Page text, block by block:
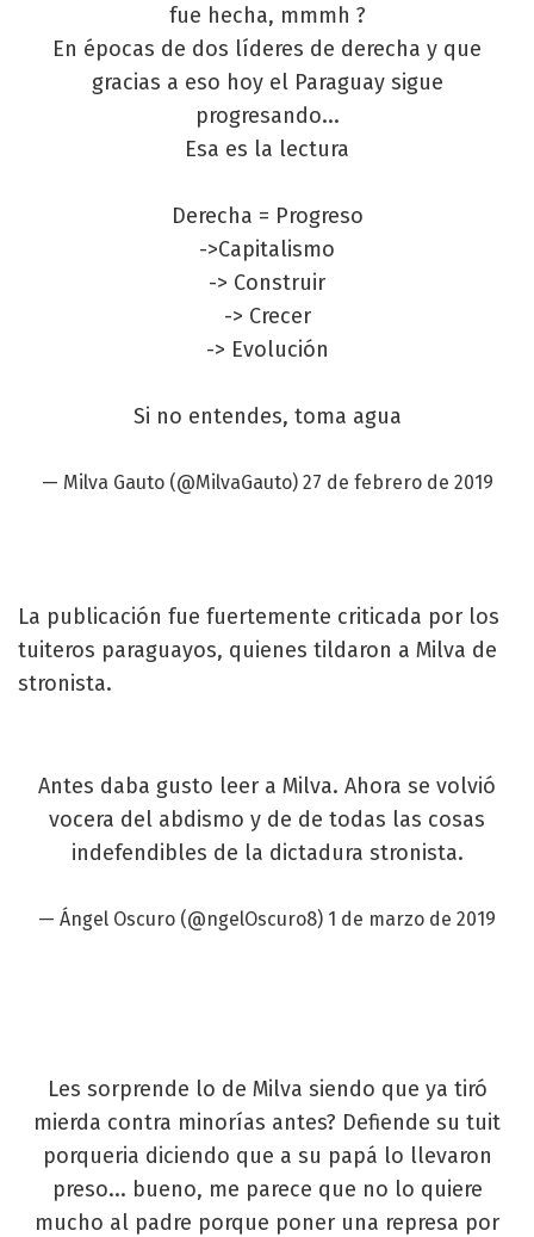
fue hecha, mmmh ?
En épocas de dos líderes de derecha y que
gracias a eso hoy el Paraguay sigue
progresando...
Esa es la lectura
Derecha = Progreso
->Capitalismo
-> Construir
-> Crecer
-> Evolución
Si no entendes, toma agua
— Milva Gauto (@MilvaGauto) 27 de febrero de 2019
La publicación fue fuertemente criticada por los
tuiteros paraguayos, quienes tildaron a Milva de
stronista.
Antes daba gusto leer a Milva. Ahora se volvió
vocera del abdismo y de de todas las cosas
indefendibles de la dictadura stronista.
— Ángel Oscuro (@ngelOscuro8) 1 de marzo de 2019
Les sorprende lo de Milva siendo que ya tiró
mierda contra minorías antes? Defiende su tuit
porqueria diciendo que a su papá lo llevaron
preso... bueno, me parece que no lo quiere
mucho al padre porque poner una represa por